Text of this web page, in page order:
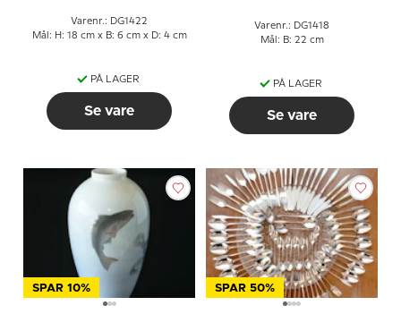
Varenr.: DG1422
Mål: H: 18 cm x B: 6 cm x D: 4 cm
PÅ LAGER
Se vare
Varenr.: DG1418
Mål: B: 22 cm
PÅ LAGER
Se vare
SPAR 10% SPAR 50%